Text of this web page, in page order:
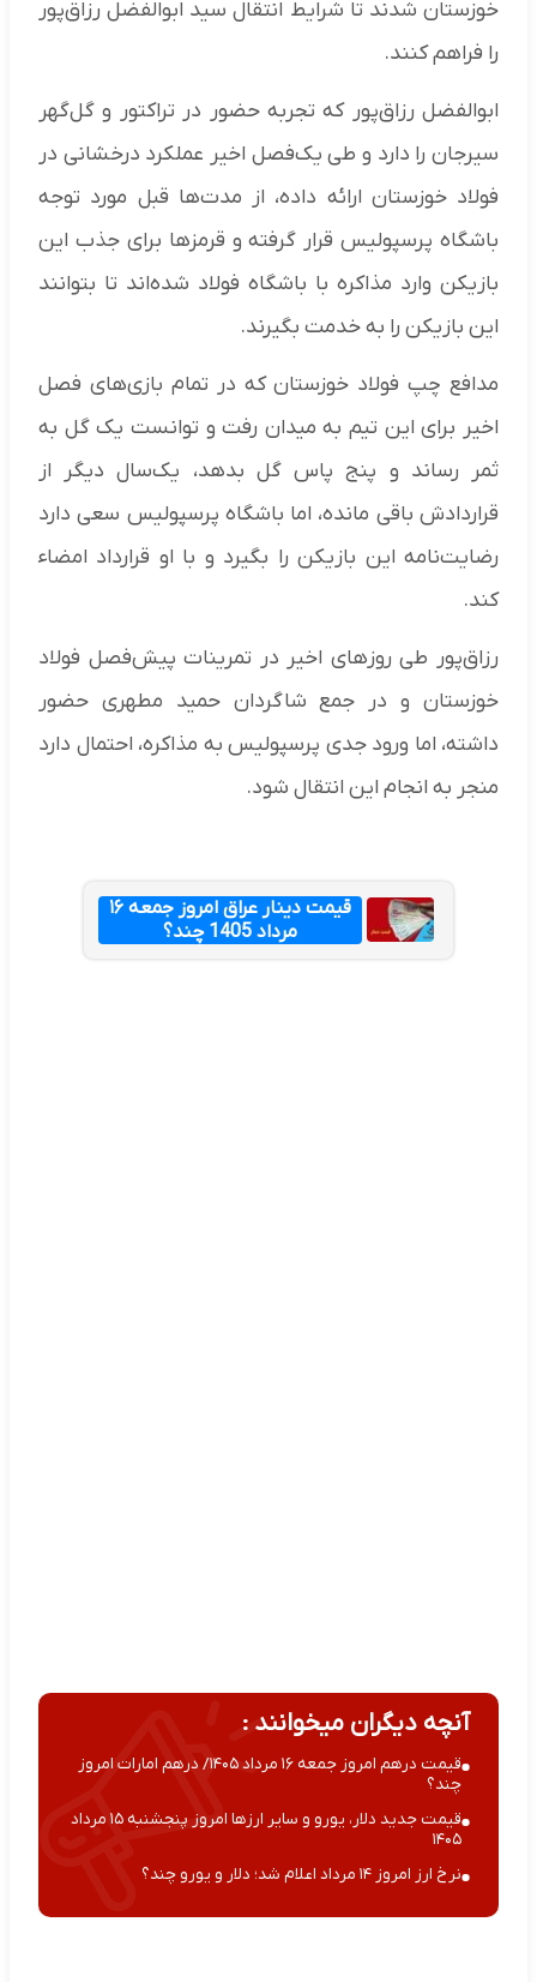
خوزستان شدند تا شرایط انتقال سید ابوالفضل رزاق‌پور
را فراهم کنند.
ابوالفضل رزاق‌پور که تجربه حضور در تراکتور و گل‌گهر
سیرجان را دارد و طی یک‌فصل اخیر عملکرد درخشانی در
فولاد خوزستان ارائه داده، از مدت‌ها قبل مورد توجه
باشگاه پرسپولیس قرار گرفته و قرمزها برای جذب این
بازیکن وارد مذاکره با باشگاه فولاد شده‌اند تا بتوانند
این بازیکن را به خدمت بگیرند.
مدافع چپ فولاد خوزستان که در تمام بازی‌های فصل
اخیر برای این تیم به میدان رفت و توانست یک گل به
ثمر رساند و پنج پاس گل بدهد، یک‌سال دیگر از
قراردادش باقی مانده، اما باشگاه پرسپولیس سعی دارد
رضایت‌نامه این بازیکن را بگیرد و با او قرارداد امضاء
کند.
رزاق‌پور طی روزهای اخیر در تمرینات پیش‌فصل فولاد
خوزستان و در جمع شاگردان حمید مطهری حضور
داشته، اما ورود جدی پرسپولیس به مذاکره، احتمال دارد
منجر به انجام این انتقال شود.
قیمت دینار عراق امروز جمعه ۱۶
مرداد 1405 چند؟
آنچه دیگران میخوانند :
قیمت درهم امروز جمعه ۱۶ مرداد ۱۴۰۵/ درهم امارات امروز
چند؟
قیمت جدید دلار، یورو و سایر ارزها امروز پنجشنبه ۱۵ مرداد
۱۴۰۵
نرخ ارز امروز ۱۴ مرداد اعلام شد؛ دلار و یورو چند؟